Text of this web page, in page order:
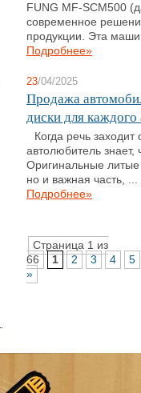
FUNG MF‑SCM500
современное
продукции. Эта
Подробнее»
23/04/2025
Продажа
диски для
Когда речь
автолюбитель
Оригинальные литые
но и важная часть, ...
Подробнее»
Страница 1 из
66
1 2 3 4
5
»